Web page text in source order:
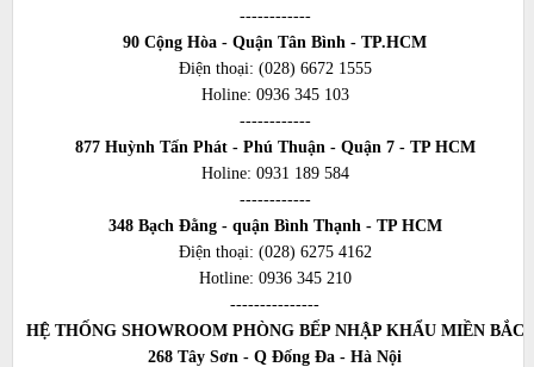
------------
90 Cộng Hòa - Quận Tân Bình - TP.HCM
Điện thoại: (028) 6672 1555
Holine: 0936 345 103
------------
877 Huỳnh Tấn Phát - Phú Thuận - Quận 7 - TP HCM
Holine: 0931 189 584
------------
348 Bạch Đằng - quận Bình Thạnh - TP HCM
Điện thoại: (028) 6275 4162
Hotline: 0936 345 210
---------------
HỆ THỐNG SHOWROOM PHÒNG BẾP NHẬP KHẨU MIỀN BẮC
268 Tây Sơn - Q Đống Đa - Hà Nội